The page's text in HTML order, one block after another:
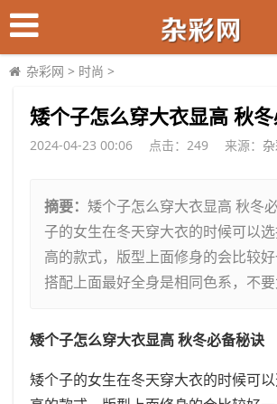
杂彩网 > 时尚 >
矮个子怎么穿大衣显高 秋
2024-04-23 00:06 点击： 249 来源：
摘要： 矮个子怎么穿大衣显高 秋冬
子的女生在冬天穿大衣的时候可以
高的款式，版型上面修身的会比较
搭配上面最好全身是相同色系，不
矮个子怎么穿大衣显高 秋冬必备秘诀
矮个子的女生在冬天穿大衣的时候可